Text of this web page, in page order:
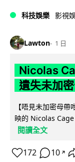
科技娛樂 影視
Lawton 1 日
Nicolas
遺失未加
【唔見未加密母
映的 Nicolas
閱讀全文
172 10 ↗